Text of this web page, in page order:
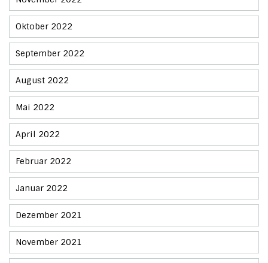
Oktober 2022
September 2022
August 2022
Mai 2022
April 2022
Februar 2022
Januar 2022
Dezember 2021
November 2021